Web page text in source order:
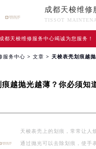
成都天梭维修
TISSOT
成都天梭维修服务中心竭诚为您服务！
服务中心 > 文章 > 天梭表壳划痕越
痕越抛光越薄？你必须知
天梭表壳上的划痕，常常让人
通过抛光可以去除划痕，使手